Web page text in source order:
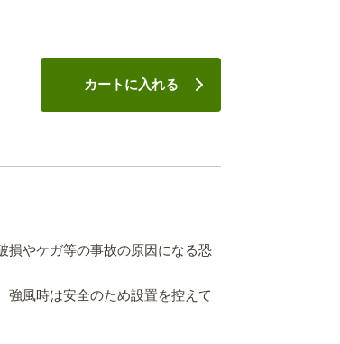
カートに入れる
損やケガ等の事故の原因になる恐
風時は安全のため設置を控えて